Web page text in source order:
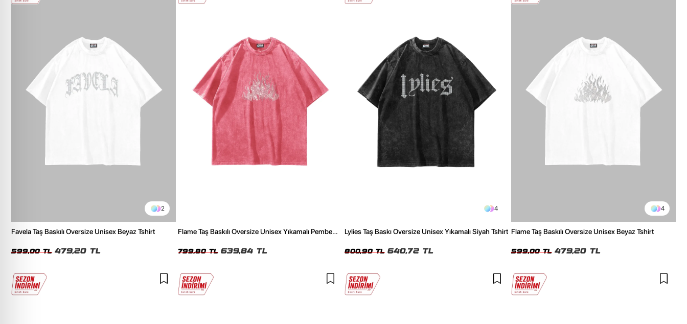
2
Favela Taş Baskılı Oversize Unisex Beyaz Tshirt
599,00 TL 479,20 TL
Flame Taş Baskılı Oversize Unisex Yıkamalı Pembe
799,80 TL 639,84 TL
4
Lylies Taş Baskı Oversize Unisex Yıkamalı Siyah Tshirt
800,90 TL 640,72 TL
4
Flame Taş Baskılı Oversize Unisex Beyaz Tshirt
599,00 TL 479,20 TL